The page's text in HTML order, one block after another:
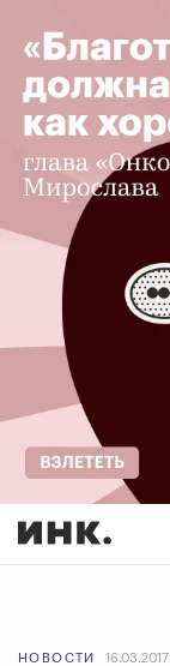
НОВОСТИ 16.03.2017